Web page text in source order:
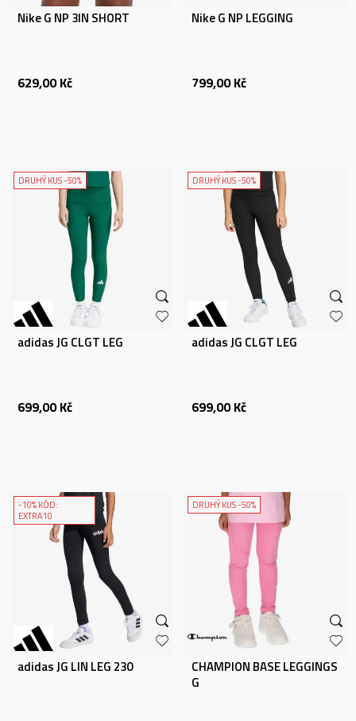
Nike G NP 3IN SHORT
629,00 Kč
Nike G NP LEGGING
799,00 Kč
DRUHÝ KUS -50%
adidas JG CLGT LEG
699,00 Kč
DRUHÝ KUS -50%
adidas JG CLGT LEG
699,00 Kč
-10% KÓD:
EXTRA10
adidas JG LIN LEG 230
DRUHÝ KUS -50%
CHAMPION BASE LEGGINGS
G